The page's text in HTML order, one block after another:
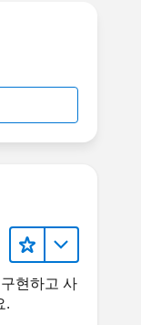
현하고 사
.